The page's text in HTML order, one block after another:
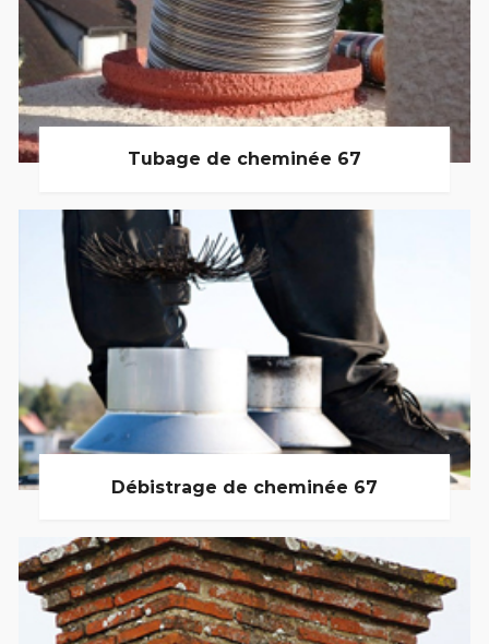
Tubage de cheminée 67
Débistrage de cheminée 67